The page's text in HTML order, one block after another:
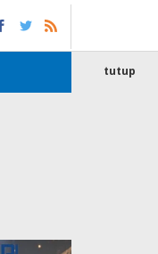
tutup